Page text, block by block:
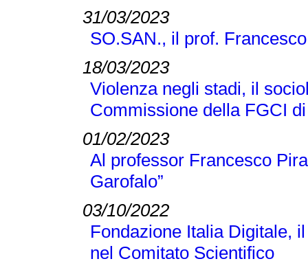
31/03/2023
SO.SAN., il prof.
18/03/2023
Violenza negli stadi, il
Commissione della FGCI
01/02/2023
Al professor Francesco
Garofalo”
03/10/2022
Fondazione Italia Digitale,
nel Comitato Scientifico